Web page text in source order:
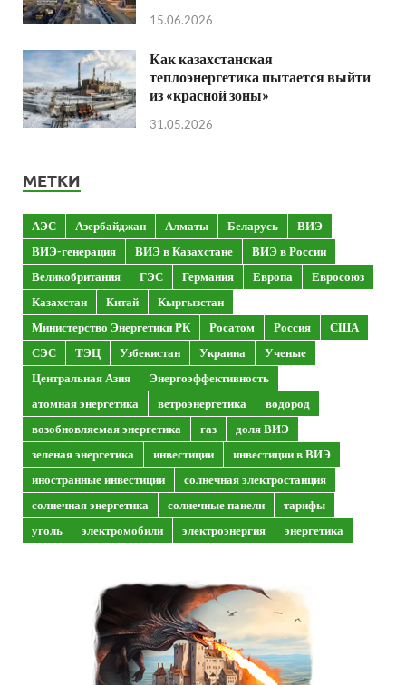
15.06.2026
Как казахстанская
теплоэнергетика пытается выйти
из «красной зоны»
31.05.2026
МЕТКИ
АЭС Азербайджан Алматы Беларусь
ВИЭ
ВИЭ-генерация
ВИЭ в Казахстане
ВИЭ в России
Великобритания
ГЭС Германия Европа
Евросоюз
Казахстан
Китай
Кыргызстан
Министерство Энергетики РК
Росатом Россия
США
СЭС
ТЭЦ Узбекистан Украина
Ученые
Центральная Азия
Энергоэффективность
атомная энергетика
ветроэнергетика
водород
возобновляемая энергетика
газ
доля ВИЭ
зеленая энергетика
инвестиции
инвестиции в ВИЭ
иностранные инвестиции
солнечная электростанция
солнечная энергетика
солнечные панели
тарифы
уголь
электромобили электроэнергия энергетика